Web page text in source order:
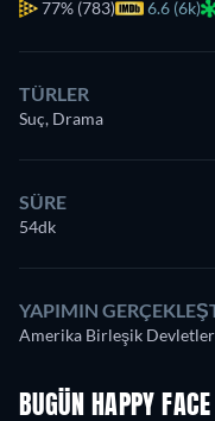
77% (783) 6.6 (6k)
TÜRLER
Suç, Drama
SÜRE
54dk
YAPIMIN
Amerika Birleşik
BUGÜN HAPPY